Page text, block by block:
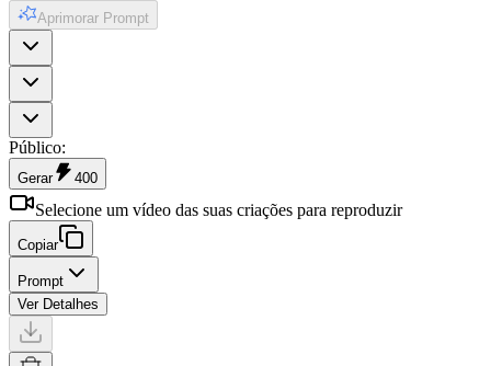
Aprimorar Prompt
Público:
Gerar 400
Selecione um vídeo das suas criações para reproduzir
Copiar
Prompt
Ver Detalhes